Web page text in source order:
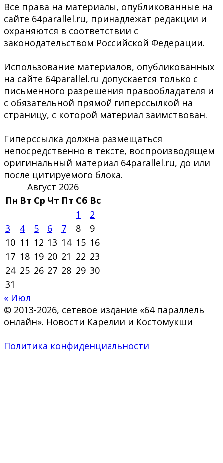
Все права на материалы, опубликованные на
сайте 64parallel.ru, принадлежат редакции и
охраняются в соответствии с
законодательством Российской Федерации.
Использование материалов, опубликованных
на сайте 64parallel.ru допускается только с
письменного разрешения правообладателя и
с обязательной прямой гиперссылкой на
страницу, с которой материал заимствован.
Гиперссылка должна размещаться
непосредственно в тексте, воспроизводящем
оригинальный материал 64parallel.ru, до или
после цитируемого блока.
Август 2026
Пн Вт Ср Чт Пт Сб Вс
1
2
3
4 5 6 7 8
9
10 11 12 13 14 15 16
17 18 19 20 21 22 23
24 25 26 27 28 29 30
31
« Июл
© 2013-2026, сетевое издание «64 параллель
онлайн». Новости Карелии и Костомукши
Политика конфиденциальности